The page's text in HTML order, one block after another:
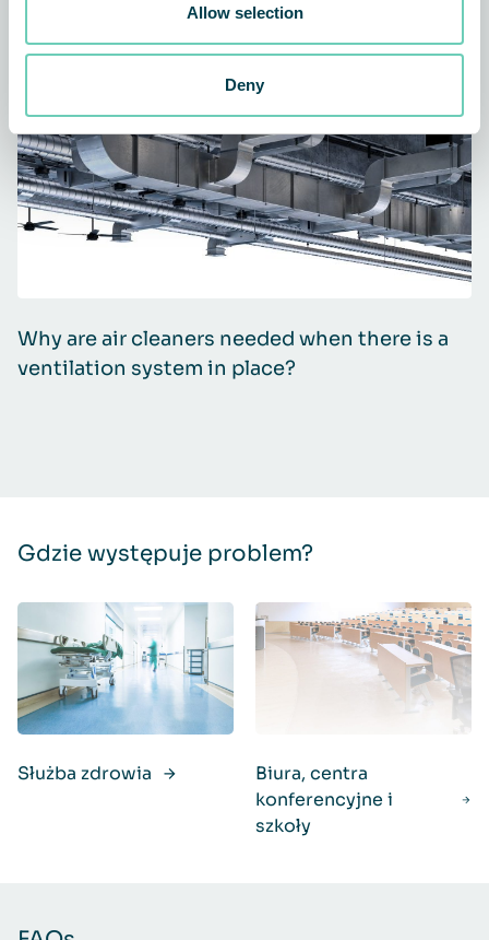
Allow selection
Deny
Why are air cleaners needed when there is a
ventilation system in place?
Gdzie występuje problem?
Służba zdrowia
Biura, centra
konferencyjne i
szkoły